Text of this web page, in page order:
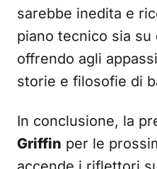
sarebbe inedita e
piano tecnico sia su
offrendo agli
storie e filosofie di
In conclusione, la
Griffin per le